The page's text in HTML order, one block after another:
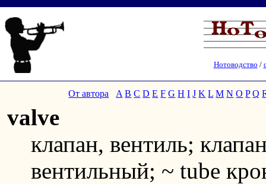
Нотоводство /
От автора A B C D E F G H I J K L M N O P Q
valve
клапан, вентиль;
вентильный; ~ tube